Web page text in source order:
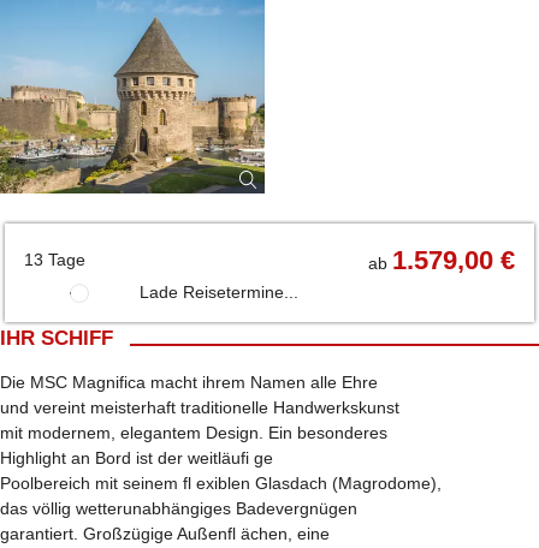
13 Tage ab 1.579,00 €
Lade Reisetermine...
IHR SCHIFF
Die MSC Magnifica macht ihrem Namen alle Ehre
und vereint meisterhaft traditionelle Handwerkskunst
mit modernem, elegantem Design. Ein besonderes
Highlight an Bord ist der weitläufi ge
Poolbereich mit seinem fl exiblen Glasdach (Magrodome),
das völlig wetterunabhängiges Badevergnügen
garantiert. Großzügige Außenfl ächen, eine